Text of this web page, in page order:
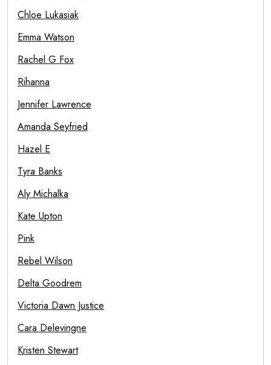
Chloe Lukasiak
Emma Watson
Rachel G Fox
Rihanna
Jennifer Lawrence
Amanda Seyfried
Hazel E
Tyra Banks
Aly Michalka
Kate Upton
Pink
Rebel Wilson
Delta Goodrem
Victoria Dawn Justice
Cara Delevingne
Kristen Stewart